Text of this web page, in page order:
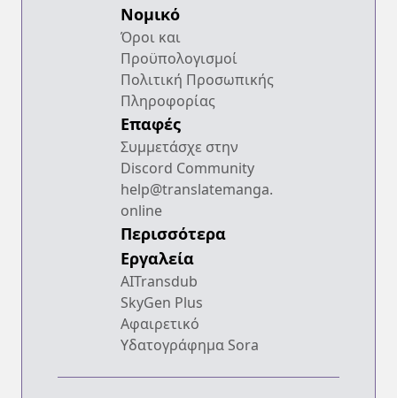
Νομικό
Όροι και
Προϋπολογισμοί
Πολιτική Προσωπικής
Πληροφορίας
Επαφές
Συμμετάσχε στην
Discord Community
help@translatemanga.
online
Περισσότερα
Εργαλεία
AITransdub
SkyGen Plus
Αφαιρετικό
Υδατογράφημα Sora